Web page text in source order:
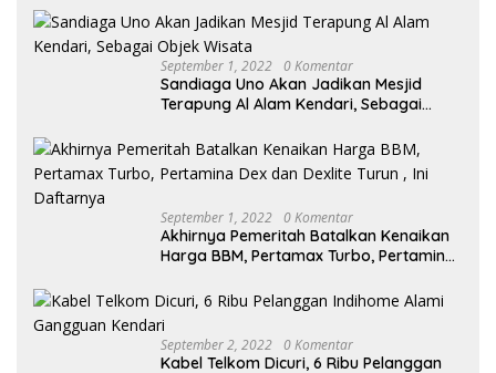
September 1, 2022 0 Komentar
Sandiaga Uno Akan Jadikan Mesjid
Terapung Al Alam Kendari, Sebagai
September 1, 2022 0 Komentar
Akhirnya Pemeritah Batalkan Kenaikan
Harga BBM, Pertamax Turbo, Pertamina
September 2, 2022 0 Komentar
Kabel Telkom Dicuri, 6 Ribu Pelanggan